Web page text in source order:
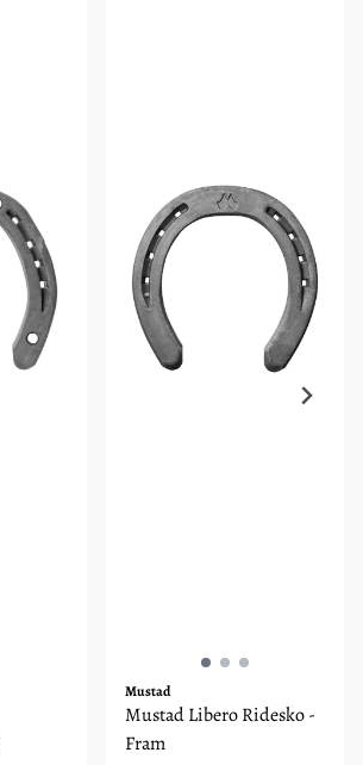
Mustad
Mustad Libero Ridesko -
Fram